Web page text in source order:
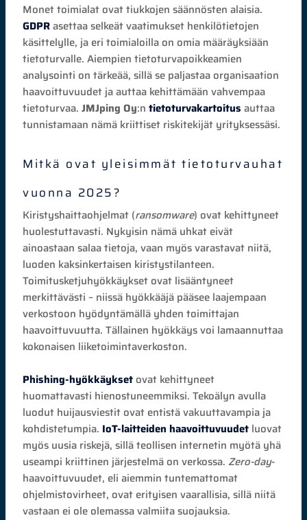
Monet toimialat ovat tiukkojen säännösten alaisia.
GDPRasettaa selkeät vaatimukset henkilötietojen
käsittelylle, ja eri toimialoilla on omia määräyksiään
tietoturvalle. Aiempien tietoturvapoikkeamien
analysointi on tärkeää, sillä se paljastaa organisaation
haavoittuvuudet ja auttaa kehittämään vahvempaa
tietoturvaa.JMJping Oy:ntietoturvakartoitus auttaa
tunnistamaan nämä kriittiset riskitekijät yrityksessäsi.
Mitkä ovat yleisimmät tietoturvauhat
vuonna 2025?
Kiristyshaittaohjelmat (ransomware) ovat kehittyneet
huolestuttavasti. Nykyisin nämä uhkat eivät
ainoastaan salaa tietoja, vaan myös varastavat niitä,
luoden kaksinkertaisen kiristystilanteen.
Toimitusketjuhyökkäykset ovat lisääntyneet
merkittävästi – niissä hyökkääjä pääsee laajempaan
verkostoon hyödyntämällä yhden toimittajan
haavoittuvuutta. Tällainen hyökkäys voi lamaannuttaa
kokonaisen liiketoimintaverkoston.
Phishing-hyökkäykset ovat kehittyneet
huomattavasti hienostuneemmiksi. Tekoälyn avulla
luodut huijausviestit ovat entistä vakuuttavampia ja
kohdistetumpia. IoT-laitteiden haavoittuvuudet luovat
myös uusia riskejä, sillä teollisen internetin myötä yhä
useampi kriittinen järjestelmä on verkossa. Zero-day-
haavoittuvuudet, eli aiemmin tuntemattomat
ohjelmistovirheet, ovat erityisen vaarallisia, sillä niitä
vastaan ei ole olemassa valmiita suojauksia.